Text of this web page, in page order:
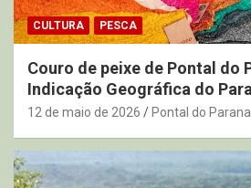
CULTURA PESCA
Couro de peixe de Pontal do
Indicação Geográfica do
12 de maio de 2026 Pontal do Parana